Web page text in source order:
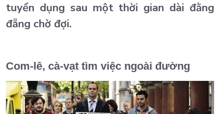
tuyển dụng sau một thời gian dài đằng
đẵng chờ đợi.
Com-lê, cà-vạt tìm việc ngoài đường